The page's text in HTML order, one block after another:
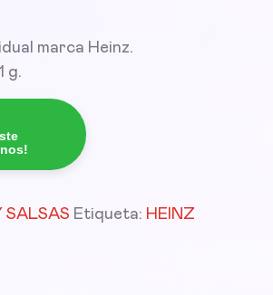
marca Heinz.
g.
SALSAS Etiqueta: HEINZ